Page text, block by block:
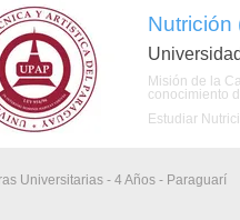
Nutrición
Misión de la
conocimiento
Estudiar
Universitarias - 4 Años - Paraguarí